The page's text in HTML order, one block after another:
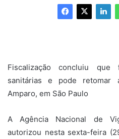
Fiscalização concluiu que
sanitárias e pode retomar
Amparo, em São Paulo
A Agência Nacional de
autorizou nesta sexta-feira